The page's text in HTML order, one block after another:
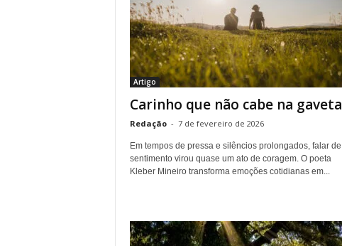
Artigo
Carinho que não cabe na gaveta
Redação - 7 de fevereiro de 2026
Em tempos de pressa e silêncios prolongados, falar de
sentimento virou quase um ato de coragem. O poeta
Kleber Mineiro transforma emoções cotidianas em...